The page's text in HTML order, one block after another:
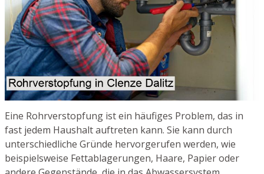
Eine Rohrverstopfung ist ein häufiges Problem, das in
fast jedem Haushalt auftreten kann. Sie kann durch
unterschiedliche Gründe hervorgerufen werden, wie
beispielsweise Fettablagerungen, Haare, Papier oder